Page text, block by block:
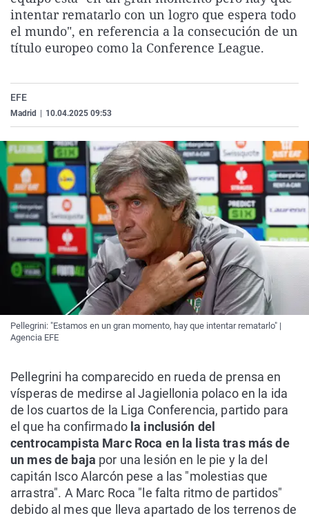
La rosa de los vientos
Gente viajera
Como el perro y el
Caso
Retornados
Equipo de
Operación Viuda
Extremadura
Galicia
Navarra
Virales
Televisión
Elecciones
intentar rematarlo con un logro que espera todo
el mundo", en referencia a la consecución de un
título europeo como la Conference League.
EFE
Madrid 10.04.2025 09:53
Pellegrini: "Estamos en un gran momento, hay que intentar rematarlo" |
Agencia EFE
Pellegrini ha comparecido en rueda de prensa en
vísperas de medirse al Jagiellonia polaco en la ida
de los cuartos de la Liga Conferencia, partido para
el que ha confirmadola inclusión del
centrocampista Marc Roca en la lista tras más de
un mes de baja por una lesión en le pie y la del
capitán Isco Alarcón pese a las "molestias que
arrastra". A Marc Roca "le falta ritmo de partidos"
debido al mes que lleva apartado de los terrenos de